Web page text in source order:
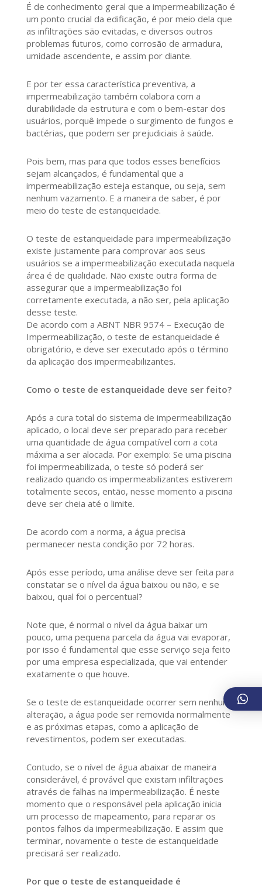
É de conhecimento geral que a impermeabilização é
um ponto crucial da edificação, é por meio dela que
as infiltrações são evitadas, e diversos outros
problemas futuros, como corrosão de armadura,
umidade ascendente, e assim por diante.
E por ter essa característica preventiva, a
impermeabilização também colabora com a
durabilidade da estrutura e com o bem-estar dos
usuários, porquê impede o surgimento de fungos e
bactérias, que podem ser prejudiciais à saúde.
Pois bem, mas para que todos esses benefícios
sejam alcançados, é fundamental que a
impermeabilização esteja estanque, ou seja, sem
nenhum vazamento. E a maneira de saber, é por
meio do teste de estanqueidade.
O teste de estanqueidade para impermeabilização
existe justamente para comprovar aos seus
usuários se a impermeabilização executada naquela
área é de qualidade. Não existe outra forma de
assegurar que a impermeabilização foi
corretamente executada, a não ser, pela aplicação
desse teste.
De acordo com a ABNT NBR 9574 – Execução de
Impermeabilização, o teste de estanqueidade é
obrigatório, e deve ser executado após o término
da aplicação dos impermeabilizantes.
Como o teste de estanqueidade deve ser feito?
Após a cura total do sistema de impermeabilização
aplicado, o local deve ser preparado para receber
uma quantidade de água compatível com a cota
máxima a ser alocada. Por exemplo: Se uma piscina
foi impermeabilizada, o teste só poderá ser
realizado quando os impermeabilizantes estiverem
totalmente secos, então, nesse momento a piscina
deve ser cheia até o limite.
De acordo com a norma, a água precisa
permanecer nesta condição por 72 horas.
Após esse período, uma análise deve ser feita para
constatar se o nível da água baixou ou não, e se
baixou, qual foi o percentual?
Note que, é normal o nível da água baixar um
pouco, uma pequena parcela da água vai evaporar,
por isso é fundamental que esse serviço seja feito
por uma empresa especializada, que vai entender
exatamente o que houve.
Se o teste de estanqueidade ocorrer sem nenhuma
alteração, a água pode ser removida normalmente
e as próximas etapas, como a aplicação de
revestimentos, podem ser executadas.
Contudo, se o nível de água abaixar de maneira
considerável, é provável que existam infiltrações
através de falhas na impermeabilização. É neste
momento que o responsável pela aplicação inicia
um processo de mapeamento, para reparar os
pontos falhos da impermeabilização. E assim que
terminar, novamente o teste de estanqueidade
precisará ser realizado.
Por que o teste de estanqueidade é